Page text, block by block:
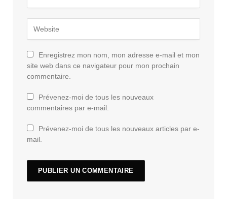
Enregistrez mon nom, mon adresse e-mail et mon
site web dans ce navigateur pour mon prochain
commentaire.
Prévenez-moi de tous les nouveaux
commentaires par e-mail.
Prévenez-moi de tous les nouveaux articles par e-
mail.